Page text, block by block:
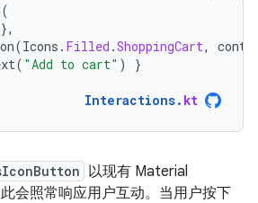
(
(Icons . Filled .ShoppingCart,
( "Add to cart" )
}
Interactions. kt
以现有 Material
会照常响应用户互动。当用户按下